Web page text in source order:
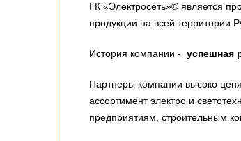
ГК «Электросеть»© является
продукции на всей территории
История компании - успешная
Партнеры компании высоко
ассортимент электро и
предприятиям, строительным